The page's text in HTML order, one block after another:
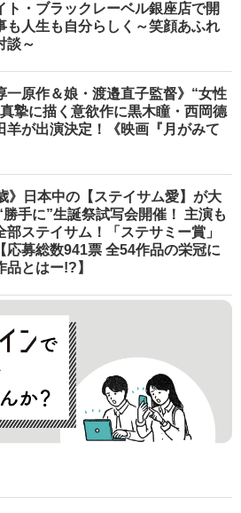
ト・ブラックレーベル銀座店で開
人生も自分らしく～笑顔あふれ
談～
一原作＆娘・渡邉直子監督》“女性
摯に描く意欲作に黒木瞳・西岡德
羊が出演決定！《映画『月がみて
》日本中の【ステイサム愛】が大
勝手に”生誕祭試写会開催！ 主演も
部ステイサム！「ステサミー賞」
応募総数941票 全54作品の栄冠に
品とはー!?】